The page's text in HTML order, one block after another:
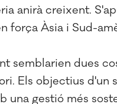
anirà creixent.
força Àsia i Sud-
dues
Els objectius d'un
una gestió més